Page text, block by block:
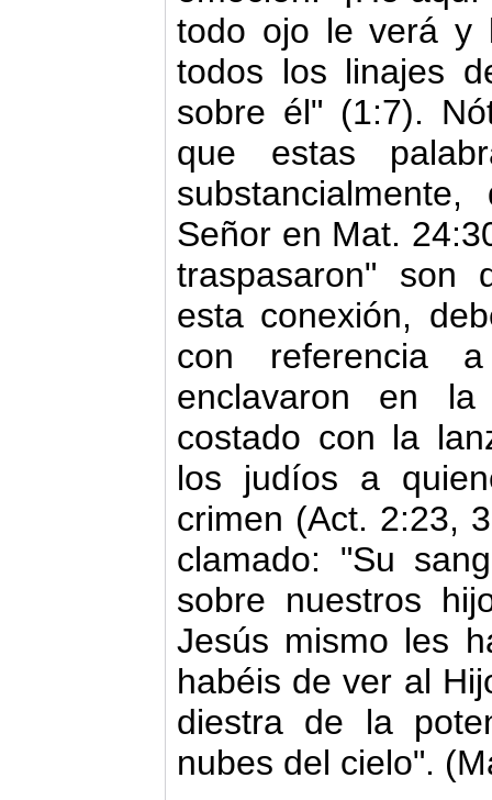
todo ojo le verá y
todos los linajes
sobre él" (1:7).
que estas
Señor en Mat.
traspasaron" son
esta conexión,
con referencia
enclavaron en
costado con la
los judíos a
crimen (Act. 2:23,
clamado: "Su
sobre nuestros
Jesús mismo les
habéis de ver al
diestra de la
nubes del cielo".